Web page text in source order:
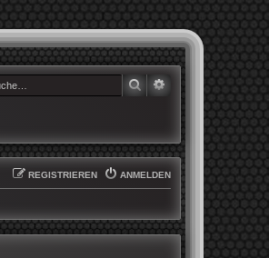
SUCHE
ANMELDEN
REGISTRIEREN